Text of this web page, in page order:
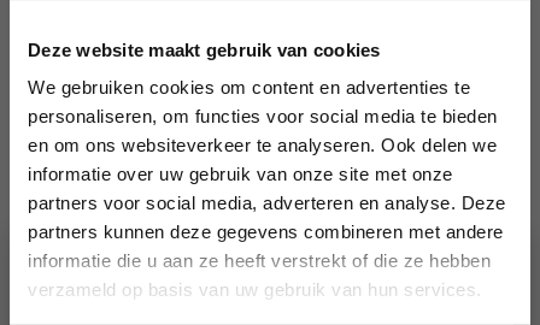
Deze website maakt gebruik van cookies
We gebruiken cookies om content en advertenties te
personaliseren, om functies voor social media te bieden
en om ons websiteverkeer te analyseren. Ook delen we
informatie over uw gebruik van onze site met onze
partners voor social media, adverteren en analyse. Deze
partners kunnen deze gegevens combineren met andere
informatie die u aan ze heeft verstrekt of die ze hebben
verzameld op basis van uw gebruik van hun services.
Prijs
€ 2.499,00
Levertijd
8 weken
Kleur
321